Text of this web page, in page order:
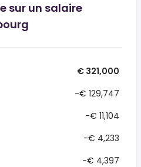
sur un salaire
€ 321,000
-€ 129,747
-€ 11,104
-€ 4,233
-€ 4,397